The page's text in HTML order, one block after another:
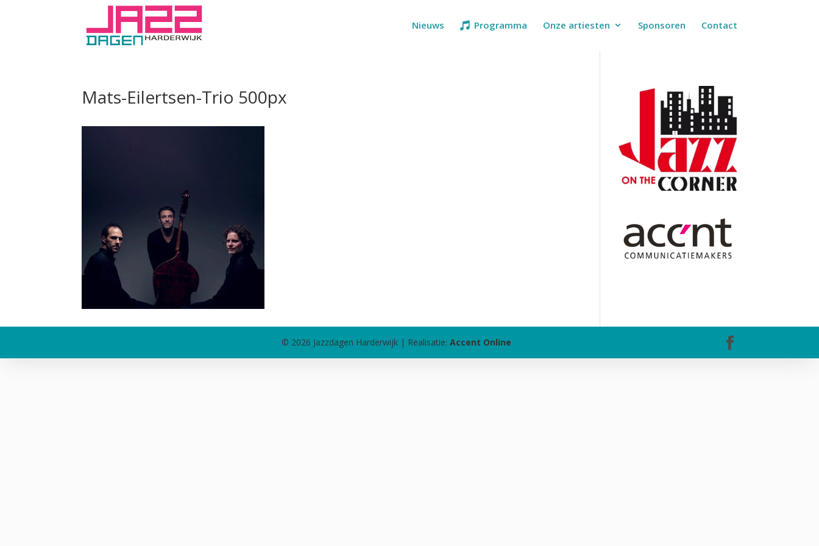
Nieuws Programma Onze artiesten Sponsoren Contact
Mats-Eilertsen-Trio 500px
© 2026 Jazzdagen Harderwijk | Realisatie: Accent Online